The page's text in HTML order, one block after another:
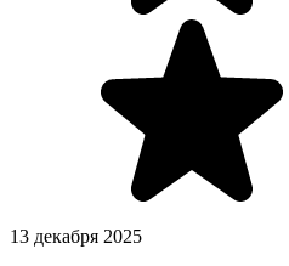
13 декабря 2025